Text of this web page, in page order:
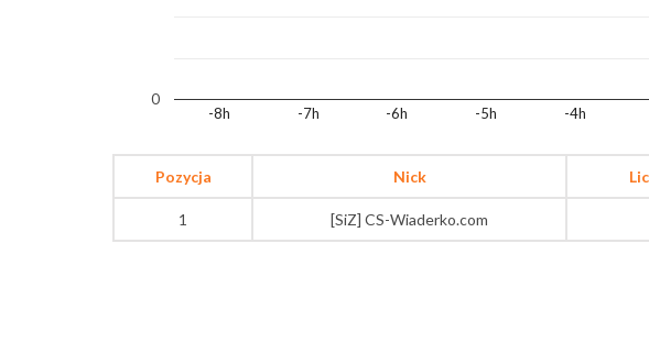
-8h -7h -6h -5h -4h
0
Pozycja Nick
1 [SiZ] CS-Wiaderko.com